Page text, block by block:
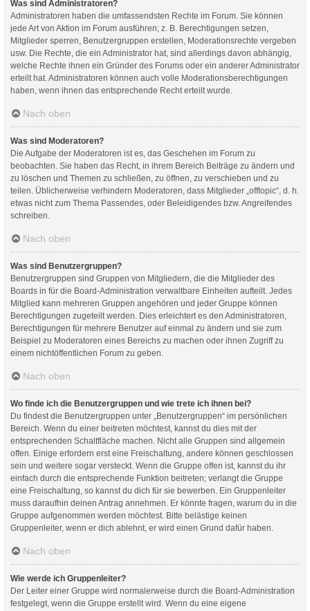
Was sind Administratoren?
Administratoren haben die umfassendsten Rechte im Forum. Sie können
jede Art von Aktion im Forum ausführen; z. B. Berechtigungen setzen,
Mitglieder sperren, Benutzergruppen erstellen, Moderationsrechte vergeben
usw. Die Rechte, die ein Administrator hat, sind allerdings davon abhängig,
welche Rechte ihnen ein Gründer des Forums oder ein anderer Administrator
erteilt hat. Administratoren können auch volle Moderationsberechtigungen
haben, wenn ihnen das entsprechende Recht erteilt wurde.
Nach oben
Was sind Moderatoren?
Die Aufgabe der Moderatoren ist es, das Geschehen im Forum zu
beobachten. Sie haben das Recht, in ihrem Bereich Beiträge zu ändern und
zu löschen und Themen zu schließen, zu öffnen, zu verschieben und zu
teilen. Üblicherweise verhindern Moderatoren, dass Mitglieder „offtopic“, d. h.
etwas nicht zum Thema Passendes, oder Beleidigendes bzw. Angreifendes
schreiben.
Nach oben
Was sind Benutzergruppen?
Benutzergruppen sind Gruppen von Mitgliedern, die die Mitglieder des
Boards in für die Board-Administration verwaltbare Einheiten aufteilt. Jedes
Mitglied kann mehreren Gruppen angehören und jeder Gruppe können
Berechtigungen zugeteilt werden. Dies erleichtert es den Administratoren,
Berechtigungen für mehrere Benutzer auf einmal zu ändern und sie zum
Beispiel zu Moderatoren eines Bereichs zu machen oder ihnen Zugriff zu
einem nichtöffentlichen Forum zu geben.
Nach oben
Wo finde ich die Benutzergruppen und wie trete ich ihnen bei?
Du findest die Benutzergruppen unter „Benutzergruppen“ im persönlichen
Bereich. Wenn du einer beitreten möchtest, kannst du dies mit der
entsprechenden Schaltfläche machen. Nicht alle Gruppen sind allgemein
offen. Einige erfordern erst eine Freischaltung, andere können geschlossen
sein und weitere sogar versteckt. Wenn die Gruppe offen ist, kannst du ihr
einfach durch die entsprechende Funktion beitreten; verlangt die Gruppe
eine Freischaltung, so kannst du dich für sie bewerben. Ein Gruppenleiter
muss daraufhin deinen Antrag annehmen. Er könnte fragen, warum du in die
Gruppe aufgenommen werden möchtest. Bitte belästige keinen
Gruppenleiter, wenn er dich ablehnt, er wird einen Grund dafür haben.
Nach oben
Wie werde ich Gruppenleiter?
Der Leiter einer Gruppe wird normalerweise durch die Board-Administration
festgelegt, wenn die Gruppe erstellt wird. Wenn du eine eigene